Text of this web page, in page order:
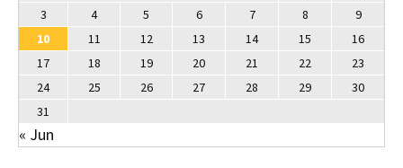
3
4 5 6 7 8
9
10
11 12 13 14 15
16
17
18 19 20 21 22
23
24
25 26 27 28 29
30
31
« Jun